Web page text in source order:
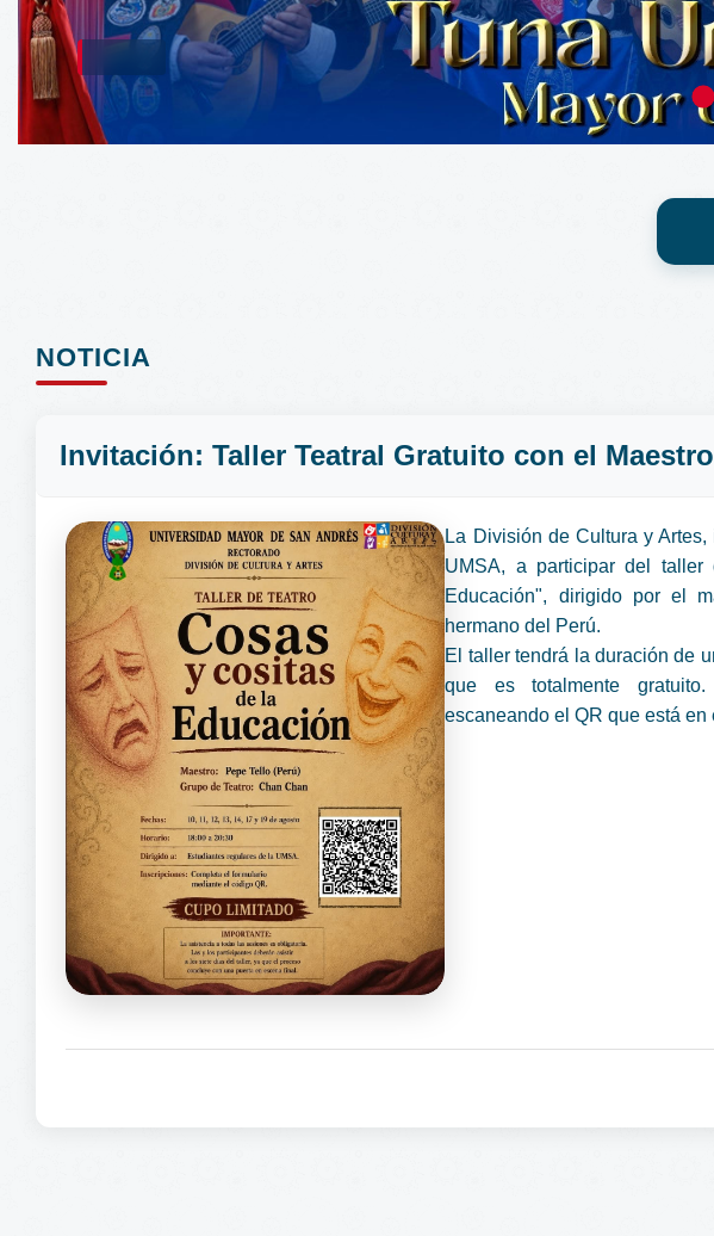
NOTICIA
Invitación: Taller Teatral Gratuito con el
La División de Cultura y
UMSA, a participar del
Educación", dirigido por el
hermano del Perú.
El taller tendrá la duración de
que es totalmente
escaneando el QR que está en